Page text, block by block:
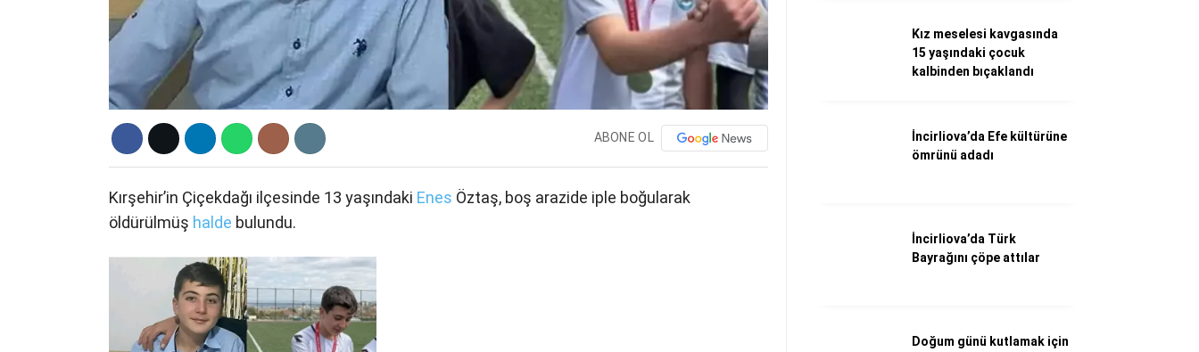
ABONE OL
Kırşehir’in Çiçekdağı ilçesinde 13 yaşındaki Enes Öztaş, boş arazide iple boğularak
öldürülmüş halde bulundu.
Kız meselesi kavgasında
15 yaşındaki çocuk
kalbinden bıçaklandı
İncirliova’da Efe kültürüne
ömrünü adadı
İncirliova’da Türk
Bayrağını çöpe attılar
Doğum günü kutlamak için